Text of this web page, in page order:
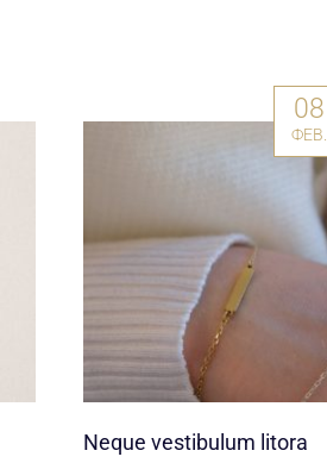
08
ФЕВ.
Neque vestibulum litora